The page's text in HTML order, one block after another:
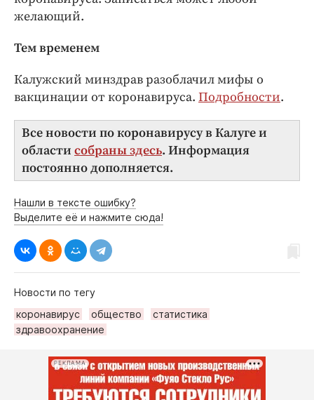
желающий.
Тем временем
Калужский минздрав разоблачил мифы о
вакцинации от коронавируса. Подробности.
Все новости по коронавирусу в Калуге и
области собраны здесь. Информация
постоянно дополняется.
Нашли в тексте ошибку?
Выделите её и нажмите сюда!
Новости по тегу
коронавирус
общество
статистика
здравоохранение
РЕКЛАМА